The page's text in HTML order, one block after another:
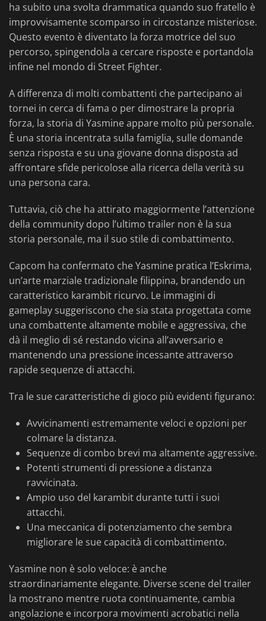
ha subito una svolta drammatica quando suo fratello è
improvvisamente scomparso in circostanze misteriose.
Questo evento è diventato la forza motrice del suo
percorso, spingendola a cercare risposte e portandola
infine nel mondo di Street Fighter.
A differenza di molti combattenti che partecipano ai
tornei in cerca di fama o per dimostrare la propria
forza, la storia di Yasmine appare molto più personale.
È una storia incentrata sulla famiglia, sulle domande
senza risposta e su una giovane donna disposta ad
affrontare sfide pericolose alla ricerca della verità su
una persona cara.
Tuttavia, ciò che ha attirato maggiormente l’attenzione
della community dopo l’ultimo trailer non è la sua
storia personale, ma il suo stile di combattimento.
Capcom ha confermato che Yasmine pratica l’Eskrima,
un’arte marziale tradizionale filippina, brandendo un
caratteristico karambit ricurvo. Le immagini di
gameplay suggeriscono che sia stata progettata come
una combattente altamente mobile e aggressiva, che
dà il meglio di sé restando vicina all’avversario e
mantenendo una pressione incessante attraverso
rapide sequenze di attacchi.
Tra le sue caratteristiche di gioco più evidenti figurano:
Avvicinamenti estremamente veloci e opzioni per
colmare la distanza.
Sequenze di combo brevi ma altamente aggressive.
Potenti strumenti di pressione a distanza
ravvicinata.
Ampio uso del karambit durante tutti i suoi
attacchi.
Una meccanica di potenziamento che sembra
migliorare le sue capacità di combattimento.
Yasmine non è solo veloce: è anche
straordinariamente elegante. Diverse scene del trailer
la mostrano mentre ruota continuamente, cambia
angolazione e incorpora movimenti acrobatici nella